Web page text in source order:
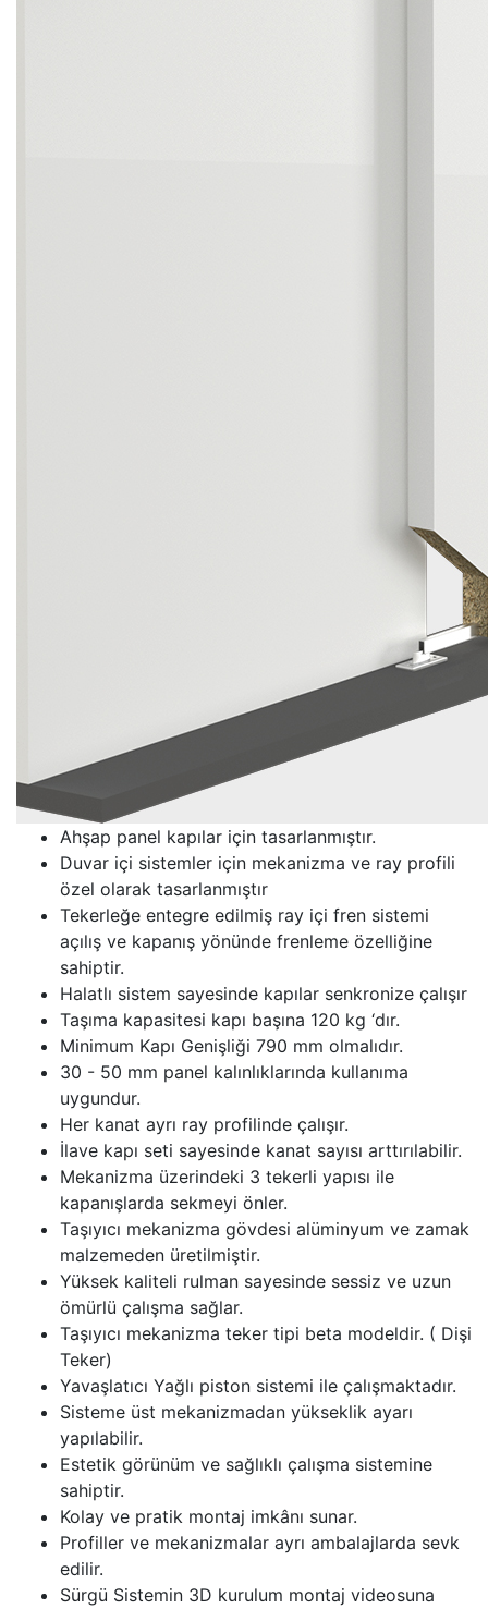
Ahşap panel kapılar için tasarlanmıştır.
Duvar içi sistemler için mekanizma ve ray profili
özel olarak tasarlanmıştır
Tekerleğe entegre edilmiş ray içi fren sistemi
açılış ve kapanış yönünde frenleme özelliğine
sahiptir.
Halatlı sistem sayesinde kapılar senkronize çalışır
Taşıma kapasitesi kapı başına 120 kg ‘dır.
Minimum Kapı Genişliği 790 mm olmalıdır.
30 - 50 mm panel kalınlıklarında kullanıma
uygundur.
Her kanat ayrı ray profilinde çalışır.
İlave kapı seti sayesinde kanat sayısı arttırılabilir.
Mekanizma üzerindeki 3 tekerli yapısı ile
kapanışlarda sekmeyi önler.
Taşıyıcı mekanizma gövdesi alüminyum ve zamak
malzemeden üretilmiştir.
Yüksek kaliteli rulman sayesinde sessiz ve uzun
ömürlü çalışma sağlar.
Taşıyıcı mekanizma teker tipi beta modeldir. ( Dişi
Teker)
Yavaşlatıcı Yağlı piston sistemi ile çalışmaktadır.
Sisteme üst mekanizmadan yükseklik ayarı
yapılabilir.
Estetik görünüm ve sağlıklı çalışma sistemine
sahiptir.
Kolay ve pratik montaj imkânı sunar.
Profiller ve mekanizmalar ayrı ambalajlarda sevk
edilir.
Sürgü Sistemin 3D kurulum montaj videosuna